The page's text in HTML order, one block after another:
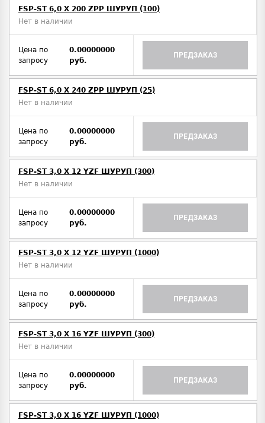
FSP-ST 6,0 X 200 ZPP ШУРУП (100)
Нет в наличии
Цена по
запросу
0.00000000
руб.
ПРЕДЗАКАЗ
FSP-ST 6,0 X 240 ZPP ШУРУП (25)
Нет в наличии
Цена по
запросу
0.00000000
руб.
ПРЕДЗАКАЗ
FSP-ST 3,0 X 12 YZF ШУРУП (300)
Нет в наличии
Цена по
запросу
0.00000000
руб.
ПРЕДЗАКАЗ
FSP-ST 3,0 X 12 YZF ШУРУП (1000)
Нет в наличии
Цена по
запросу
0.00000000
руб.
ПРЕДЗАКАЗ
FSP-ST 3,0 X 16 YZF ШУРУП (300)
Нет в наличии
Цена по
запросу
0.00000000
руб.
ПРЕДЗАКАЗ
FSP-ST 3,0 X 16 YZF ШУРУП (1000)